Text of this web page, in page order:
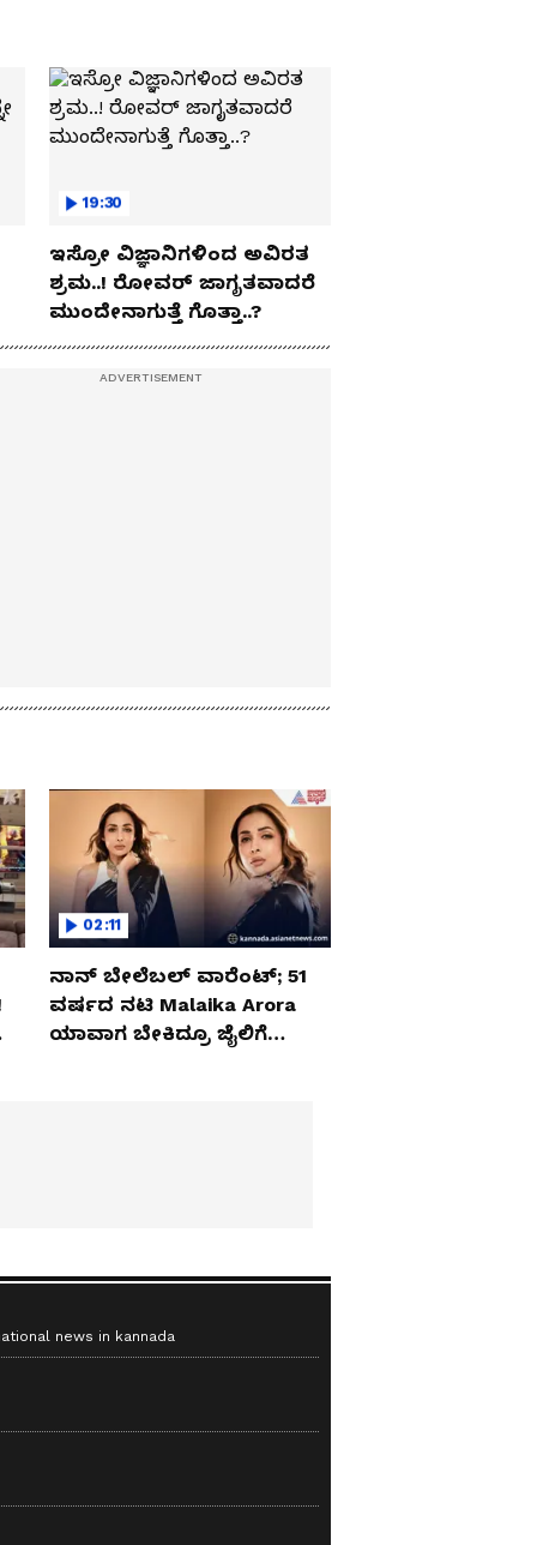
19:30
ಇಸ್ರೋ ವಿಜ್ಞಾನಿಗಳಿಂದ ಅವಿರತ
ಶ್ರಮ..! ರೋವರ್ ಜಾಗೃತವಾದರೆ
ಮುಂದೇನಾಗುತ್ತೆ ಗೊತ್ತಾ..?
02:11
ನಾನ್ ಬೇಲೆಬಲ್ ವಾರೆಂಟ್; 51
ವರ್ಷದ ನಟಿ Malaika Arora
ಯಾವಾಗ ಬೇಕಿದ್ರೂ ಜೈಲಿಗೆ
news in kannada